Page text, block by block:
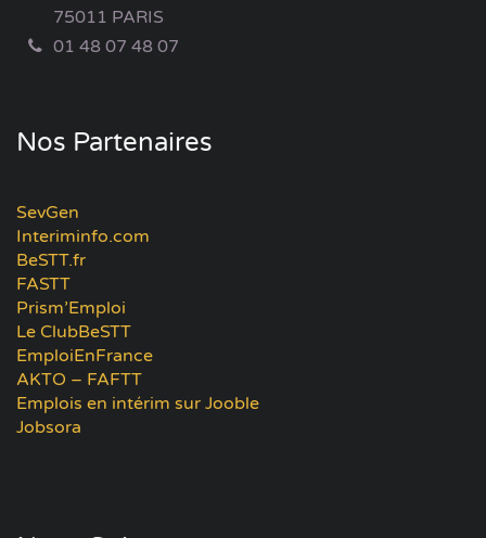
75011 PARIS
01 48 07 48 07
Nos Partenaires
SevGen
Interiminfo.com
BeSTT.fr
FASTT
Prism’Emploi
Le ClubBeSTT
EmploiEnFrance
AKTO – FAFTT
Emplois en intérim sur Jooble
Jobsora